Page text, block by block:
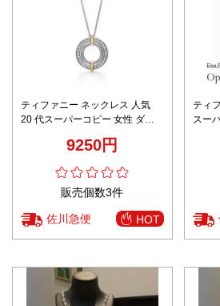
ティファニー ネックレス 人気
20 代スーパーコピー 女性 ダイ
9250円
販売個数3件
佐川急便 HOT
ティ
スー